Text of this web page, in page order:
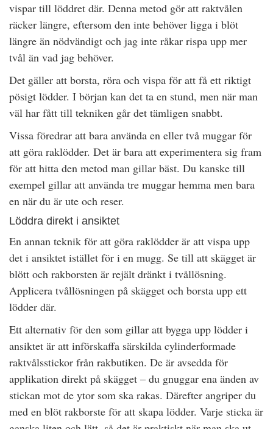
vispar till löddret där. Denna metod gör att raktvålen
räcker längre, eftersom den inte behöver ligga i blöt
längre än nödvändigt och jag inte råkar rispa upp mer
tvål än vad jag behöver.
Det gäller att borsta, röra och vispa för att få ett riktigt
pösigt lödder. I början kan det ta en stund, men när man
väl har fått till tekniken går det tämligen snabbt.
Vissa föredrar att bara använda en eller två muggar för
att göra raklödder. Det är bara att experimentera sig fram
för att hitta den metod man gillar bäst. Du kanske till
exempel gillar att använda tre muggar hemma men bara
en när du är ute och reser.
Löddra direkt i ansiktet
En annan teknik för att göra raklödder är att vispa upp
det i ansiktet istället för i en mugg. Se till att skägget är
blött och rakborsten är rejält dränkt i tvållösning.
Applicera tvållösningen på skägget och borsta upp ett
lödder där.
Ett alternativ för den som gillar att bygga upp lödder i
ansiktet är att införskaffa särskilda cylinderformade
raktvålsstickor från rakbutiken. De är avsedda för
applikation direkt på skägget – du gnuggar ena änden av
stickan mot de ytor som ska rakas. Därefter angriper du
med en blöt rakborste för att skapa lödder. Varje sticka är